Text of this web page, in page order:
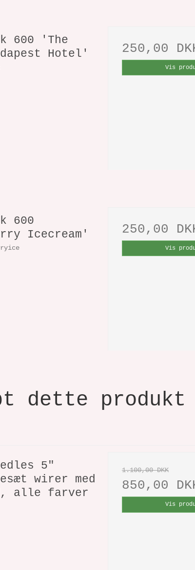
600 'The
Hotel'
250,00
Vis
600
Icecream'
250,00
Vis
dette produkt
5"
wirer med
alle farver
1.100,00 DKK
850,00
Vis